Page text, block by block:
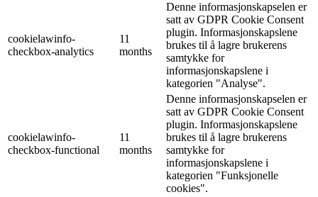
cookielawinfo-
checkbox-analytics
11
months
Denne informasjonskapselen er
satt av GDPR Cookie Consent
plugin. Informasjonskapslene
brukes til å lagre brukerens
samtykke for
informasjonskapslene i
kategorien "Analyse".
cookielawinfo-
checkbox-functional
11
months
Denne informasjonskapselen er
satt av GDPR Cookie Consent
plugin. Informasjonskapslene
brukes til å lagre brukerens
samtykke for
informasjonskapslene i
kategorien "Funksjonelle
cookies".